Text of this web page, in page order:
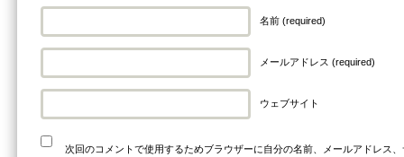
名前 (required)
メールアドレス (required)
ウェブサイト
次回のコメントで使用するためブラウザーに自分の名前、メールアドレス